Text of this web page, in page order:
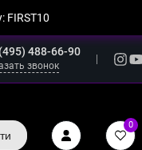
FIRST10
488-66-90
звонок
0